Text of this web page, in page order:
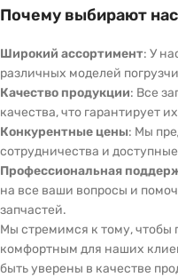
Почему выбирают
Широкий ассортимент: У
различных моделей
Качество продукции: Все
качества, что гарантирует
Конкурентные цены: Мы
сотрудничества и
Профессиональная
на все ваши вопросы и
запчастей.
Мы стремимся к тому, чтобы
комфортным для наших
быть уверены в качестве